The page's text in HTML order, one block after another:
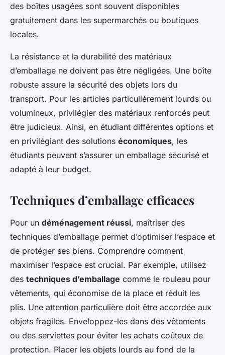
des boîtes usagées sont souvent disponibles
gratuitement dans les supermarchés ou boutiques
locales.
La résistance et la durabilité des matériaux
d’emballage ne doivent pas être négligées. Une boîte
robuste assure la sécurité des objets lors du
transport. Pour les articles particulièrement lourds ou
volumineux, privilégier des matériaux renforcés peut
être judicieux. Ainsi, en étudiant différentes options et
en privilégiant des solutions économiques, les
étudiants peuvent s’assurer un emballage sécurisé et
adapté à leur budget.
Techniques d’emballage efficaces
Pour un déménagement réussi, maîtriser des
techniques d’emballage permet d’optimiser l’espace et
de protéger ses biens. Comprendre comment
maximiser l’espace est crucial. Par exemple, utilisez
des techniques d’emballage comme le rouleau pour
vêtements, qui économise de la place et réduit les
plis. Une attention particulière doit être accordée aux
objets fragiles. Enveloppez-les dans des vêtements
ou des serviettes pour éviter les achats coûteux de
protection. Placer les objets lourds au fond de la